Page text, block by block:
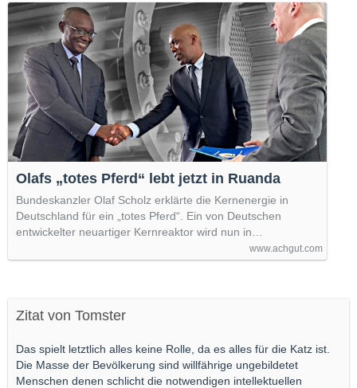
Olafs „totes Pferd“ lebt jetzt in Ruanda
Bundeskanzler Olaf Scholz erklärte die Kernenergie in
Deutschland für ein „totes Pferd“. Ein von Deutschen
entwickelter neuartiger Kernreaktor wird nun in…
www.achgut.com
Zitat von Tomster
Das spielt letztlich alles keine Rolle, da es alles für die Katz ist.
Die Masse der Bevölkerung sind willfährige ungebildetet
Menschen denen schlicht die notwendigen intellektuellen